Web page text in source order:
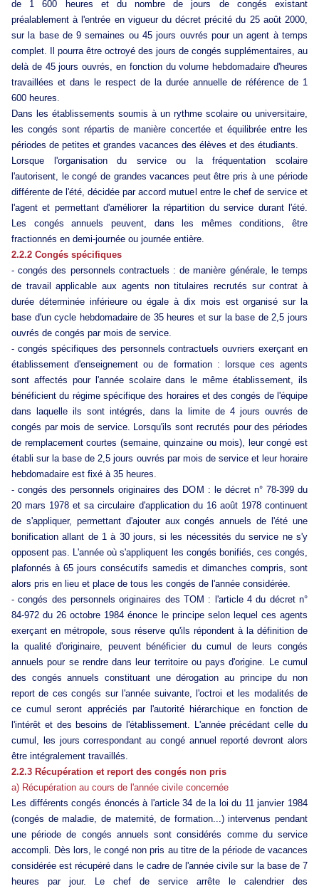
de 1 600 heures et du nombre de jours de congés existant
préalablement à l'entrée en vigueur du décret précité du 25 août 2000,
sur la base de 9 semaines ou 45 jours ouvrés pour un agent à temps
complet. Il pourra être octroyé des jours de congés supplémentaires, au
delà de 45 jours ouvrés, en fonction du volume hebdomadaire d'heures
travaillées et dans le respect de la durée annuelle de référence de 1
600 heures.
Dans les établissements soumis à un rythme scolaire ou universitaire,
les congés sont répartis de manière concertée et équilibrée entre les
périodes de petites et grandes vacances des élèves et des étudiants.
Lorsque l'organisation du service ou la fréquentation scolaire
l'autorisent, le congé de grandes vacances peut être pris à une période
différente de l'été, décidée par accord mutuel entre le chef de service et
l'agent et permettant d'améliorer la répartition du service durant l'été.
Les congés annuels peuvent, dans les mêmes conditions, être
fractionnés en demi-journée ou journée entière.
2.2.2 Congés spécifiques
- congés des personnels contractuels : de manière générale, le temps
de travail applicable aux agents non titulaires recrutés sur contrat à
durée déterminée inférieure ou égale à dix mois est organisé sur la
base d'un cycle hebdomadaire de 35 heures et sur la base de 2,5 jours
ouvrés de congés par mois de service.
- congés spécifiques des personnels contractuels ouvriers exerçant en
établissement d'enseignement ou de formation : lorsque ces agents
sont affectés pour l'année scolaire dans le même établissement, ils
bénéficient du régime spécifique des horaires et des congés de l'équipe
dans laquelle ils sont intégrés, dans la limite de 4 jours ouvrés de
congés par mois de service. Lorsqu'ils sont recrutés pour des périodes
de remplacement courtes (semaine, quinzaine ou mois), leur congé est
établi sur la base de 2,5 jours ouvrés par mois de service et leur horaire
hebdomadaire est fixé à 35 heures.
- congés des personnels originaires des DOM : le décret n° 78-399 du
20 mars 1978 et sa circulaire d'application du 16 août 1978 continuent
de s'appliquer, permettant d'ajouter aux congés annuels de l'été une
bonification allant de 1 à 30 jours, si les nécessités du service ne s'y
opposent pas. L'année où s'appliquent les congés bonifiés, ces congés,
plafonnés à 65 jours consécutifs samedis et dimanches compris, sont
alors pris en lieu et place de tous les congés de l'année considérée.
- congés des personnels originaires des TOM : l'article 4 du décret n°
84-972 du 26 octobre 1984 énonce le principe selon lequel ces agents
exerçant en métropole, sous réserve qu'ils répondent à la définition de
la qualité d'originaire, peuvent bénéficier du cumul de leurs congés
annuels pour se rendre dans leur territoire ou pays d'origine. Le cumul
des congés annuels constituant une dérogation au principe du non
report de ces congés sur l'année suivante, l'octroi et les modalités de
ce cumul seront appréciés par l'autorité hiérarchique en fonction de
l'intérêt et des besoins de l'établissement. L'année précédant celle du
cumul, les jours correspondant au congé annuel reporté devront alors
être intégralement travaillés.
2.2.3 Récupération et report des congés non pris
a) Récupération au cours de l'année civile concernée
Les différents congés énoncés à l'article 34 de la loi du 11 janvier 1984
(congés de maladie, de maternité, de formation...) intervenus pendant
une période de congés annuels sont considérés comme du service
accompli. Dès lors, le congé non pris au titre de la période de vacances
considérée est récupéré dans le cadre de l'année civile sur la base de 7
heures par jour. Le chef de service arrête le calendrier des